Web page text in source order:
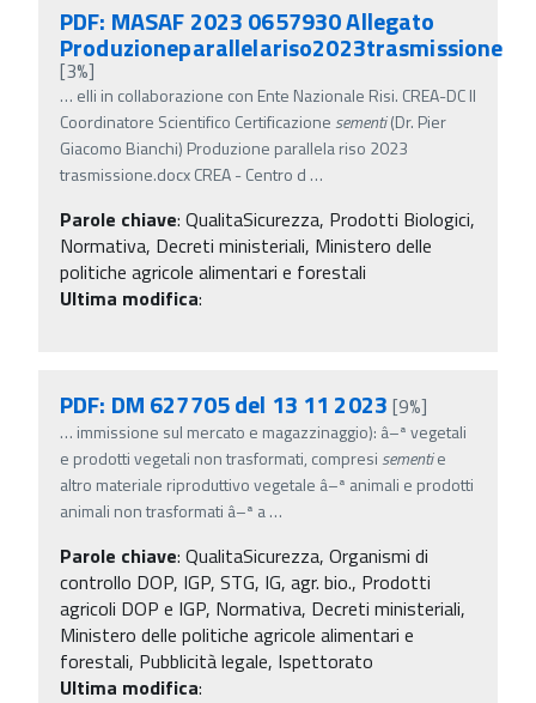
PDF: MASAF 2023 0657930 Allegato
Produzioneparallelariso2023trasmissione
[3%]
… elli in collaborazione con Ente Nazionale Risi. CREA-DC Il
Coordinatore Scientifico Certificazione sementi(Dr. Pier
Giacomo Bianchi) Produzione parallela riso 2023
trasmissione.docx CREA - Centro d …
Parole chiave: QualitaSicurezza, Prodotti Biologici,
Normativa, Decreti ministeriali, Ministero delle
politiche agricole alimentari e forestali
Ultima modifica:
PDF: DM 627705 del 13 11 2023 [9%]
… immissione sul mercato e magazzinaggio): â–ª vegetali
e prodotti vegetali non trasformati, compresi sementie
altro materiale riproduttivo vegetale â–ª animali e prodotti
animali non trasformati â–ª a…
Parole chiave: QualitaSicurezza, Organismi di
controllo DOP, IGP, STG, IG, agr. bio., Prodotti
agricoli DOP e IGP, Normativa, Decreti ministeriali,
Ministero delle politiche agricole alimentari e
forestali, Pubblicità legale, Ispettorato
Ultima modifica: